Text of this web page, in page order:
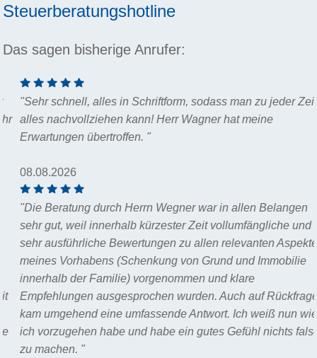
Steuerberatungshotline
Das sagen bisherige Anrufer:
"Sehr schnell, alles in Schriftform, sodass man zu jeder Zeit,
alles nachvollziehen kann! Herr Wagner hat meine
Erwartungen übertroffen. "
08.08.2026
"Die Beratung durch Herrn Wegner war in allen Belangen
sehr gut, weil innerhalb kürzester Zeit vollumfängliche und
sehr ausführliche Bewertungen zu allen relevanten Aspekten
meines Vorhabens (Schenkung von Grund und Immobilie
innerhalb der Familie) vorgenommen und klare
Empfehlungen ausgesprochen wurden. Auch auf Rückfragen
kam umgehend eine umfassende Antwort. Ich weiß nun wie
ich vorzugehen habe und habe ein gutes Gefühl nichts falsch
zu machen. "